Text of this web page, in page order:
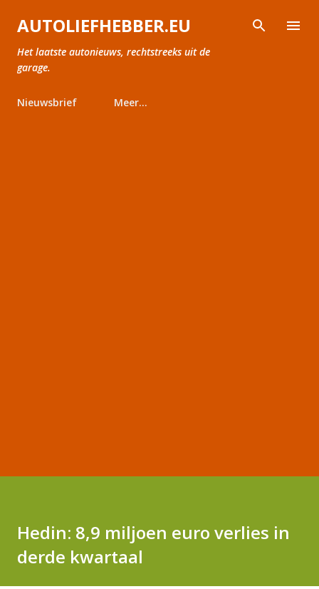
Doorgaan naar hoofdcontent
AUTOLIEFHEBBER.EU
Het laatste autonieuws, rechtstreeks uit de
garage.
Nieuwsbrief Meer…
Hedin: 8,9 miljoen euro verlies in
derde kwartaal